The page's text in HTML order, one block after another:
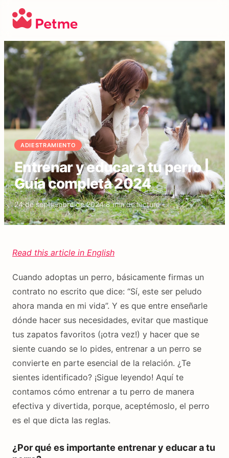
ADIESTRAMIENTO
Entrenar y educar a tu perro |
Guía completa 2024
24 de septiembre de 2024·8min de lectura
Read this article in English
Cuando adoptas un perro, básicamente firmas un
contrato no escrito que dice: “Sí, este ser peludo
ahora manda en mi vida”. Y es que entre enseñarle
dónde hacer sus necesidades, evitar que mastique
tus zapatos favoritos (¡otra vez!) y hacer que se
siente cuando se lo pides, entrenar a un perro se
convierte en parte esencial de la relación. ¿Te
sientes identificado? ¡Sigue leyendo! Aquí te
contamos cómo entrenar a tu perro de manera
efectiva y divertida, porque, aceptémoslo, el perro
es el que dicta las reglas.
¿Por qué es importante entrenar y educar a tu